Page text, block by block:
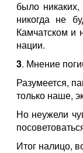
было
никогда не
Камчатском и
нации.
3. Мнение
Разумеется,
только наше,
Но неужели
Итог налицо,